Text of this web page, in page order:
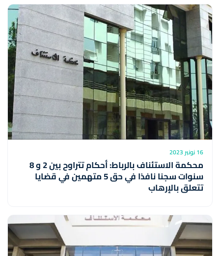
16 نونبر 2023
محكمة الاستئناف بالرباط: أحكام تتراوح بين 2 و 8
سنوات سجنا نافذا في حق 5 متهمين في قضايا
تتعلق بالإرهاب